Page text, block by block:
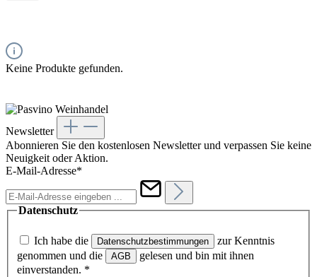
Keine Produkte gefunden.
Newsletter
Abonnieren Sie den kostenlosen Newsletter und verpassen Sie keine
Neuigkeit oder Aktion.
E-Mail-Adresse*
Datenschutz
Ich habe die Datenschutzbestimmungen
zur Kenntnis
genommen und die
AGB
gelesen und bin mit ihnen
einverstanden. *